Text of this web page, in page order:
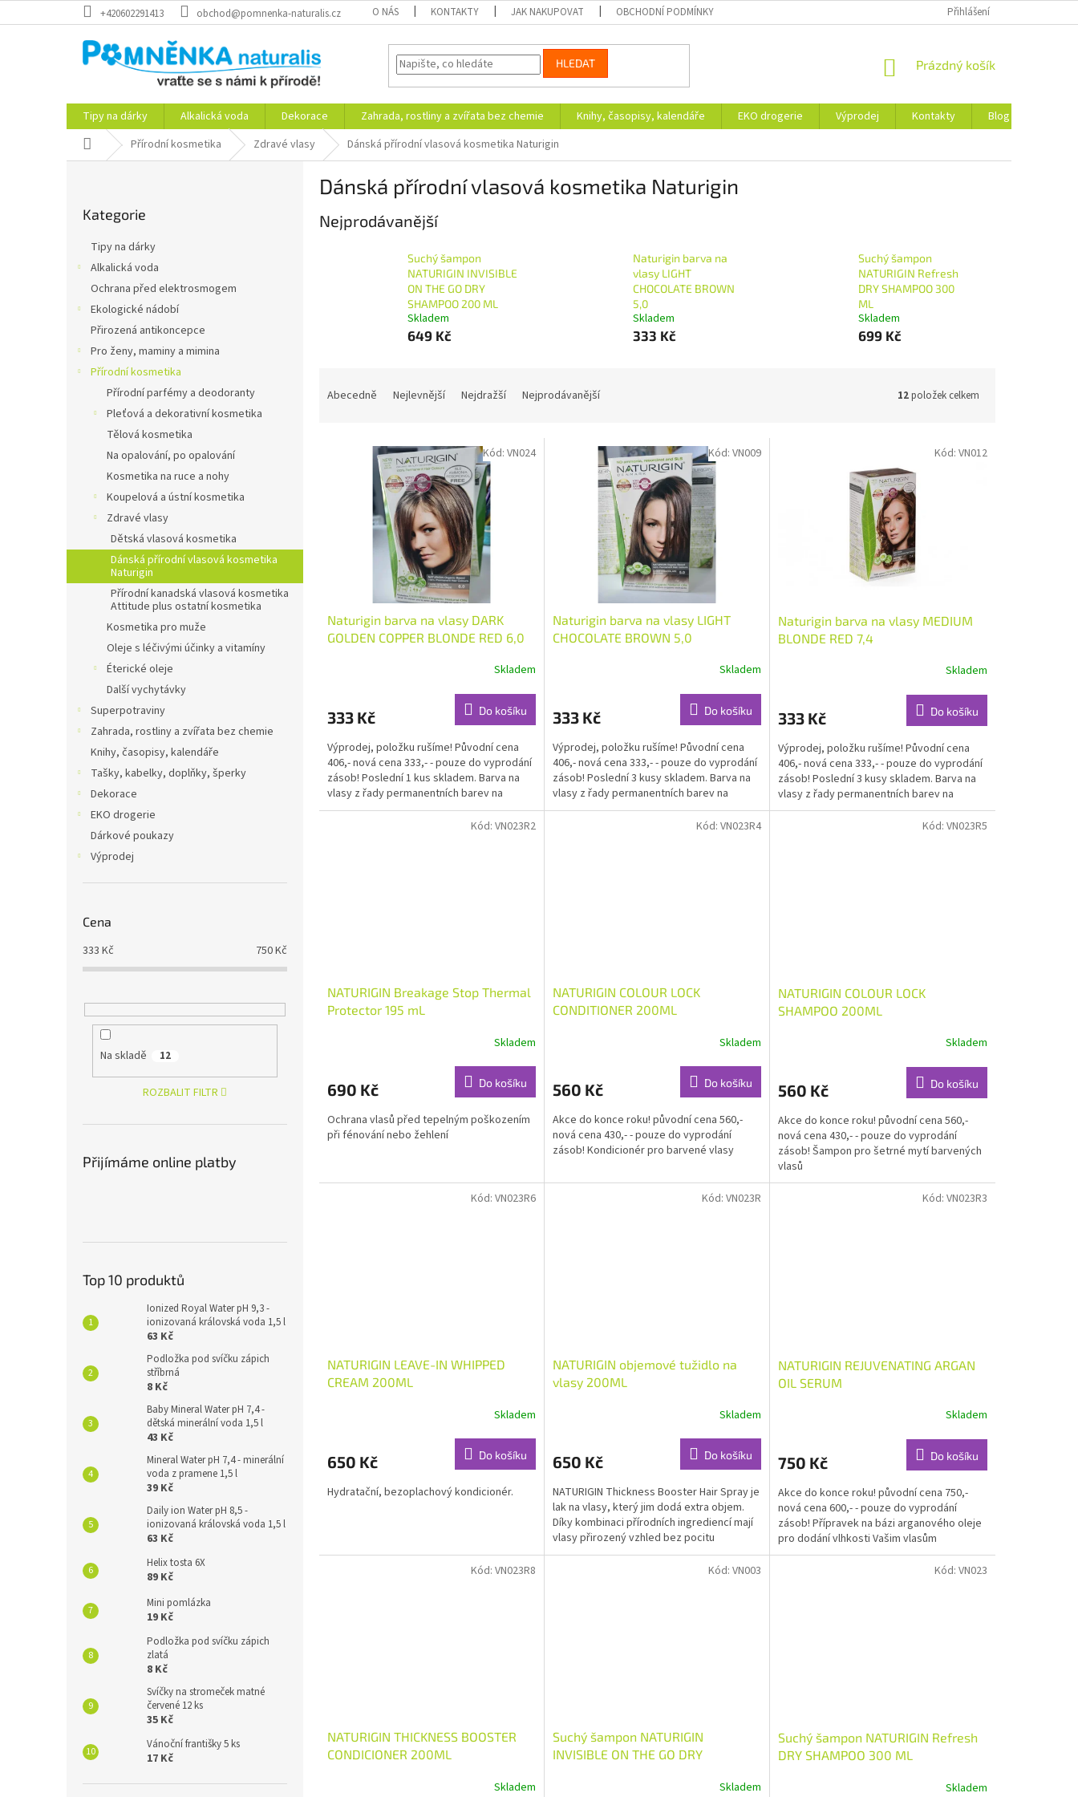
na
+420602291413 obchod@pomnenka-naturalis.cz O NÁS KONTAKTY JAK NAKUPOVAT OBCHODNÍ PODMÍNKY ZÁSADY OCHRANY OSOBNÍCH ÚDAJŮ A SOUBORY COOKIES
Přihlášení
HLEDAT
NÁKUPNÍ
Prázdný košík
Tipy na dárky Alkalická voda Dekorace Zahrada, rostliny a zvířata bez chemie Knihy, časopisy, kalendáře EKO drogerie Výprodej Kontakty Blog
Domů Přírodní kosmetika Zdravé vlasy Dánská přírodní vlasová kosmetika Naturigin
kategorie
Kategorie
Tipy na dárky
Alkalická voda
Ochrana před elektrosmogem
Ekologické nádobí
Přirozená antikoncepce
Pro ženy, maminy a mimina
Přírodní kosmetika
Přírodní parfémy a deodoranty
Pleťová a dekorativní kosmetika
Tělová kosmetika
Na opalování, po opalování
Kosmetika na ruce a nohy
Koupelová a ústní kosmetika
Zdravé vlasy
Dětská vlasová kosmetika
Dánská přírodní vlasová kosmetika
Naturigin
Přírodní kanadská vlasová kosmetika
Attitude plus ostatní kosmetika
Kosmetika pro muže
Oleje s léčivými účinky a vitamíny
Éterické oleje
Další vychytávky
Superpotraviny
Zahrada, rostliny a zvířata bez chemie
Knihy, časopisy, kalendáře
Tašky, kabelky, doplňky, šperky
Dekorace
EKO drogerie
Dárkové poukazy
Výprodej
Cena
333 Kč 750Kč
Na skladě 12
ROZBALIT FILTR
Přijímáme online platby
Top 10 produktů
Ionized Royal Water pH 9,3 -
ionizovaná královská voda 1,5 l
63 Kč
Podložka pod svíčku zápich
stříbrná
8 Kč
Baby Mineral Water pH 7,4 -
dětská minerální voda 1,5 l
43 Kč
Mineral Water pH 7,4 - minerální
voda z pramene 1,5 l
39 Kč
Daily ion Water pH 8,5 -
ionizovaná královská voda 1,5 l
63 Kč
Helix tosta 6X
89 Kč
Mini pomlázka
19 Kč
Podložka pod svíčku zápich
zlatá
8 Kč
Svíčky na stromeček matné
červené 12 ks
35 Kč
Vánoční františky 5 ks
17 Kč
Dánská přírodní vlasová kosmetika Naturigin
Nejprodávanější
Suchý šampon
NATURIGIN INVISIBLE
ON THE GO DRY
SHAMPOO 200 ML
Skladem
649 Kč
Naturigin barva na
vlasy LIGHT
CHOCOLATE BROWN
5,0
Skladem
333 Kč
Suchý šampon
NATURIGIN Refresh
DRY SHAMPOO 300
ML
Skladem
699 Kč
Abecedně Nejlevnější Nejdražší Nejprodávanější 12položek celkem
Naturigin barva na vlasy DARK
GOLDEN COPPER BLONDE RED 6,0
Skladem
333 Kč Do košíku
Výprodej, položku rušíme! Původní cena
406,- nová cena 333,- - pouze do vyprodání
zásob! Poslední 1 kus skladem. Barva na
vlasy z řady permanentních barev na
domácí barvení,...
Kód: VN024
Naturigin barva na vlasy LIGHT
CHOCOLATE BROWN 5,0
Skladem
333 Kč Do košíku
Výprodej, položku rušíme! Původní cena
406,- nová cena 333,- - pouze do vyprodání
zásob! Poslední 3 kusy skladem. Barva na
vlasy z řady permanentních barev na
domácí barvení,...
Kód: VN009
Naturigin barva na vlasy MEDIUM
BLONDE RED 7,4
Skladem
333 Kč Do košíku
Výprodej, položku rušíme! Původní cena
406,- nová cena 333,- - pouze do vyprodání
zásob! Poslední 3 kusy skladem. Barva na
vlasy z řady permanentních barev na
domácí barvení,...
Kód: VN012
NATURIGIN Breakage Stop Thermal
Protector 195 mL
Skladem
690 Kč Do košíku
Ochrana vlasů před tepelným poškozením
při fénování nebo žehlení
Kód: VN023R2
NATURIGIN COLOUR LOCK
CONDITIONER 200ML
Skladem
560 Kč Do košíku
Akce do konce roku! původní cena 560,-
nová cena 430,- - pouze do vyprodání
zásob! Kondicionér pro barvené vlasy
Kód: VN023R4
NATURIGIN COLOUR LOCK
SHAMPOO 200ML
Skladem
560 Kč Do košíku
Akce do konce roku! původní cena 560,-
nová cena 430,- - pouze do vyprodání
zásob! Šampon pro šetrné mytí barvených
vlasů
Kód: VN023R5
NATURIGIN LEAVE-IN WHIPPED
CREAM 200ML
Skladem
650 Kč Do košíku
Hydratační, bezoplachový kondicionér.
Kód: VN023R6
NATURIGIN objemové tužidlo na
vlasy 200ML
Skladem
650 Kč Do košíku
NATURIGIN Thickness Booster Hair Spray je
lak na vlasy, který jim dodá extra objem.
Díky kombinaci přírodních ingrediencí mají
vlasy přirozený vzhled bez pocitu
slepení....
Kód: VN023R
NATURIGIN REJUVENATING ARGAN
OIL SERUM
Skladem
750 Kč Do košíku
Akce do konce roku! původní cena 750,-
nová cena 600,- - pouze do vyprodání
zásob! Přípravek na bázi arganového oleje
pro dodání vlhkosti Vašim vlasům
Kód: VN023R3
NATURIGIN THICKNESS BOOSTER
CONDICIONER 200ML
Skladem
Kód: VN023R8
Suchý šampon NATURIGIN
INVISIBLE ON THE GO DRY
Skladem
Kód: VN003
Suchý šampon NATURIGIN Refresh
DRY SHAMPOO 300 ML
Skladem
Kód: VN023